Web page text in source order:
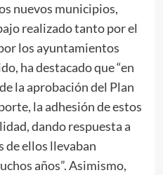
nuevos municipios,
realizado tanto por el
los ayuntamientos
ha destacado que “en
la aprobación del Plan
la adhesión de estos
dando respuesta a
de ellos llevaban
años”. Asimismo,